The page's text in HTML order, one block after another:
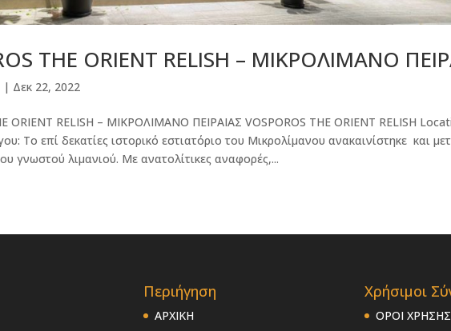
THE ORIENT RELISH – ΜΙΚΡΟΛΙΜΑΝΟ
| Δεκ 22, 2022
ORIENT RELISH – ΜΙΚΡΟΛΙΜΑΝΟ ΠΕΙΡΑΙΑΣ VOSPOROS THE ORIENT RELISH
Το επί δεκατίες ιστορικό εστιατόριο του Μικρολίμανου ανακαινίστηκε και
γνωστού λιμανιού. Με ανατολίτικες αναφορές,...
Περιήγηση
ΑΡΧΙΚΗ
Χρήσιμοι
ΟΡΟΙ ΧΡΗΣΗΣ